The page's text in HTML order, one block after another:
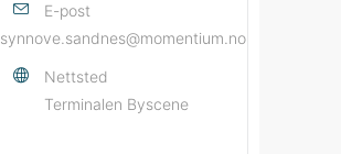
E-post
synnove.sandnes@momentium.no
Nettsted
Terminalen Byscene